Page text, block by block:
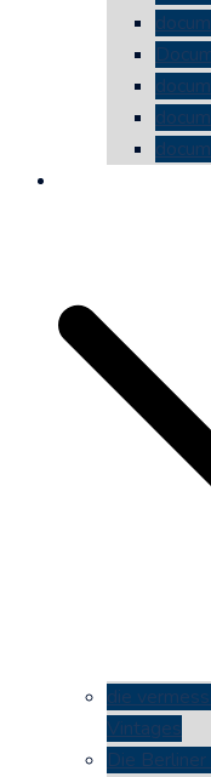
die
Vintages
Die